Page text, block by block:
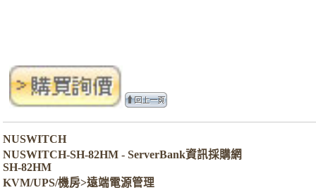
NUSWITCH
NUSWITCH-SH-82HM - ServerBank資訊採購網
SH-82HM
KVM/UPS/機房>遠端電源管理